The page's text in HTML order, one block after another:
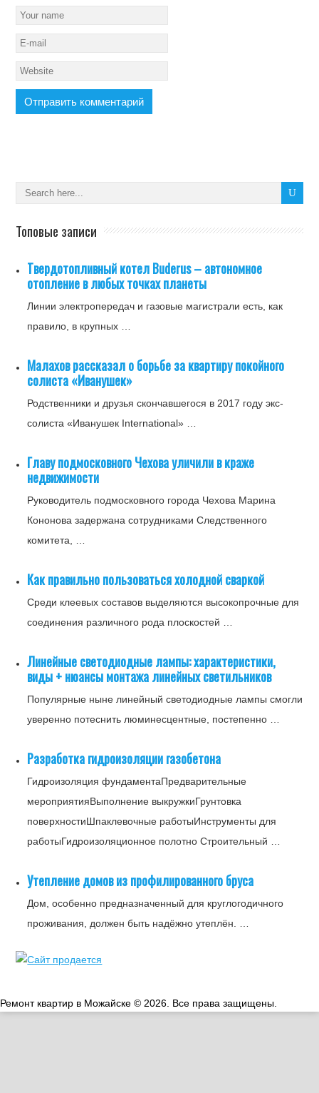
Топовые записи
Твердотопливный котел Buderus – автономное
отопление в любых точках планеты
Линии электропередач и газовые магистрали есть, как
правило, в крупных …
Малахов рассказал о борьбе за квартиру покойного
солиста «Иванушек»
Родственники и друзья скончавшегося в 2017 году экс-
солиста «Иванушек International» …
Главу подмосковного Чехова уличили в краже
недвижимости
Руководитель подмосковного города Чехова Марина
Кононова задержана сотрудниками Следственного
комитета, …
Как правильно пользоваться холодной сваркой
Среди клеевых составов выделяются высокопрочные для
соединения различного рода плоскостей …
Линейные светодиодные лампы: характеристики,
виды + нюансы монтажа линейных светильников
Популярные ныне линейный светодиодные лампы смогли
уверенно потеснить люминесцентные, постепенно …
Разработка гидроизоляции газобетона
Гидроизоляция фундаментаПредварительные
мероприятияВыполнение выкружкиГрунтовка
поверхностиШпаклевочные работыИнструменты для
работыГидроизоляционное полотно Строительный …
Утепление домов из профилированного бруса
Дом, особенно предназначенный для круглогодичного
проживания, должен быть надёжно утеплён. …
Ремонт квартир в Можайске © 2026. Все права защищены.